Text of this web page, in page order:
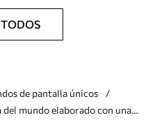
de pantalla únicos
mundo elaborado con una